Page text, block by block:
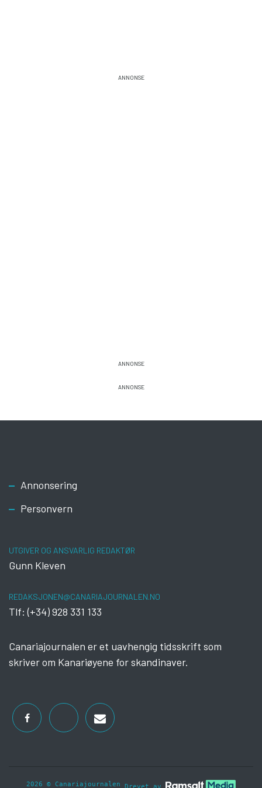
Footer
Annonsering
Personvern
UTGIVER OG ANSVARLIG REDAKTØR
Gunn Kleven
REDAKSJONEN@CANARIAJOURNALEN.NO
Tlf: (+34) 928 331 133
Canariajournalen er et uavhengig tidsskrift som
skriver om Kanariøyene for skandinaver.
2026 © Canariajournalen